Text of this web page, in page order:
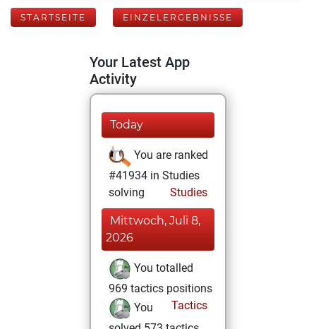
STARTSEITE EINZELERGEBNISSE
Your Latest App
Activity
Today
You are ranked
#41934 in Studies
solving
Studies
Mittwoch, Juli 8,
2026
You totalled
969 tactics positions
Tactics
You